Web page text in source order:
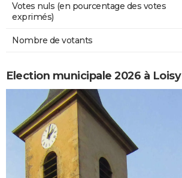
Votes nuls (en pourcentage des votes
exprimés)
Nombre de votants
Election municipale 2026 à